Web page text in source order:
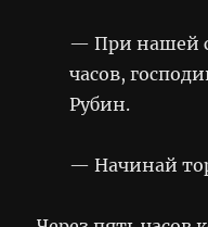
— При нашей
часов,
Рубин.
— Начинай